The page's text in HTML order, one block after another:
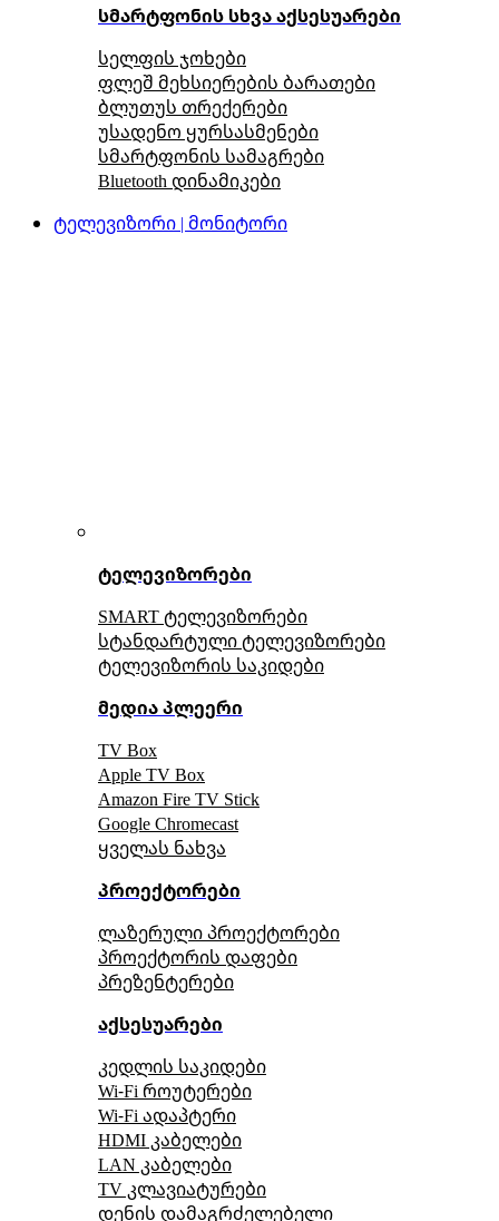
სმარტფონის სხვა აქსესუარები
სელფის ჯოხები
ფლეშ მეხსიერების ბარათები
ბლუთუს თრექერები
უსადენო ყურსასმენები
სმარტფონის სამაგრები
Bluetooth დინამიკები
ტელევიზორი | მონიტორი
ტელევიზორები
SMART ტელევიზორები
სტანდარტული ტელევიზორები
ტელევიზორის საკიდები
მედია პლეერი
TV Box
Apple TV Box
Amazon Fire TV Stick
Google Chromecast
ყველას ნახვა
პროექტორები
ლაზერული პროექტორები
პროექტორის დაფები
პრეზენტერები
აქსესუარები
კედლის საკიდები
Wi-Fi როუტერები
Wi-Fi ადაპტერი
HDMI კაბელები
LAN კაბელები
TV კლავიატურები
დენის დამაგრძელებელი